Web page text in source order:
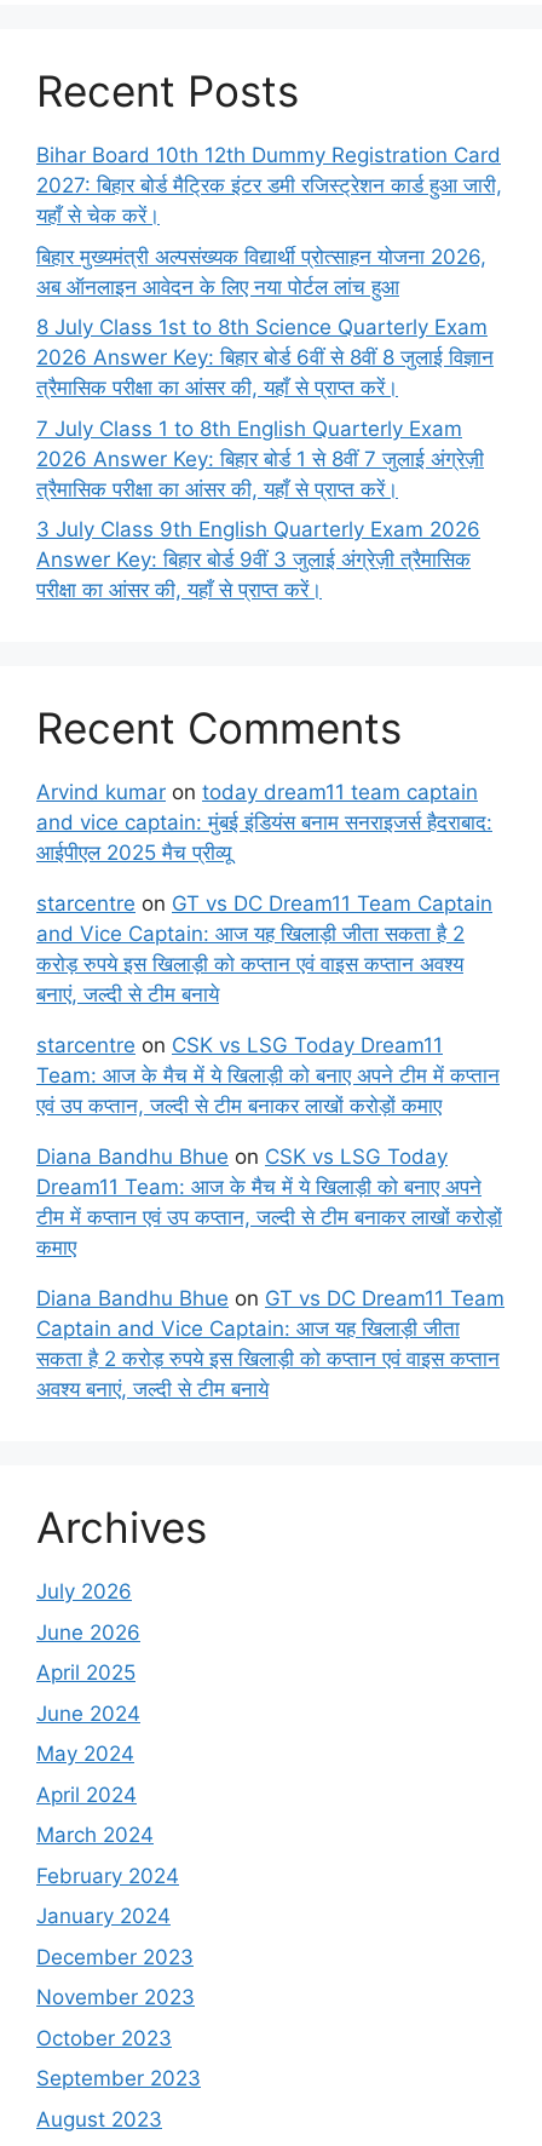
Recent Posts
Bihar Board 10th 12th Dummy Registration Card
2027: बिहार बोर्ड मैट्रिक इंटर डमी रजिस्ट्रेशन कार्ड हुआ जारी,
यहाँ से चेक करें।
बिहार मुख्यमंत्री अल्पसंख्यक विद्यार्थी प्रोत्साहन योजना 2026,
अब ऑनलाइन आवेदन के लिए नया पोर्टल लांच हुआ
8 July Class 1st to 8th Science Quarterly Exam
2026 Answer Key: बिहार बोर्ड 6वीं से 8वीं 8 जुलाई विज्ञान
त्रैमासिक परीक्षा का आंसर की, यहाँ से प्राप्त करें।
7 July Class 1 to 8th English Quarterly Exam
2026 Answer Key: बिहार बोर्ड 1 से 8वीं 7 जुलाई अंग्रेज़ी
त्रैमासिक परीक्षा का आंसर की, यहाँ से प्राप्त करें।
3 July Class 9th English Quarterly Exam 2026
Answer Key: बिहार बोर्ड 9वीं 3 जुलाई अंग्रेज़ी त्रैमासिक
परीक्षा का आंसर की, यहाँ से प्राप्त करें।
Recent Comments
Arvind kumar on today dream11 team captain
and vice captain: मुंबई इंडियंस बनाम सनराइजर्स हैदराबाद:
आईपीएल 2025 मैच प्रीव्यू
starcentre on GT vs DC Dream11 Team Captain
and Vice Captain: आज यह खिलाड़ी जीता सकता है 2
करोड़ रुपये इस खिलाड़ी को कप्तान एवं वाइस कप्तान अवश्य
बनाएं, जल्दी से टीम बनाये
starcentre on CSK vs LSG Today Dream11
Team: आज के मैच में ये खिलाड़ी को बनाए अपने टीम में कप्तान
एवं उप कप्तान, जल्दी से टीम बनाकर लाखों करोड़ों कमाए
Diana Bandhu Bhue on CSK vs LSG Today
Dream11 Team: आज के मैच में ये खिलाड़ी को बनाए अपने
टीम में कप्तान एवं उप कप्तान, जल्दी से टीम बनाकर लाखों करोड़ों
कमाए
Diana Bandhu Bhue on GT vs DC Dream11 Team
Captain and Vice Captain: आज यह खिलाड़ी जीता
सकता है 2 करोड़ रुपये इस खिलाड़ी को कप्तान एवं वाइस कप्तान
अवश्य बनाएं, जल्दी से टीम बनाये
Archives
July 2026
June 2026
April 2025
June 2024
May 2024
April 2024
March 2024
February 2024
January 2024
December 2023
November 2023
October 2023
September 2023
August 2023